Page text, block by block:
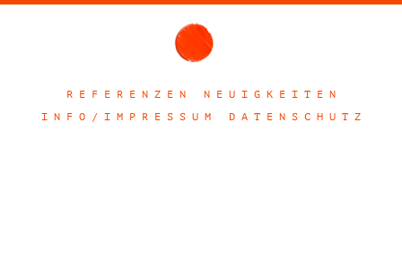
R E F E R E N Z E N
N E U I G K E I T E N
I N F O / I M P R E S S U M
D A T E N S C H U T Z